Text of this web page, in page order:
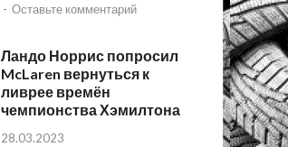
- Оставьте комментарий
Ландо Норрис попросил
McLaren вернуться к
ливрее времён
чемпионства Хэмилтона
28.03.2023